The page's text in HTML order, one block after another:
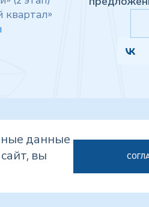
квартал»
Политика в отношении
данные
вы